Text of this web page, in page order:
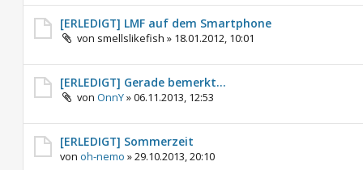
[ERLEDIGT] LMF auf dem Smartphone
von smellslikefish » 18.01.2012, 10:01
[ERLEDIGT] Gerade bemerkt...
von OnnY»06.11.2013, 12:53
[ERLEDIGT] Sommerzeit
von oh-nemo »29.10.2013, 20:10